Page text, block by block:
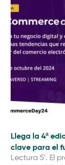
Llega la 4ª
clave para el
Lectura 5'. El